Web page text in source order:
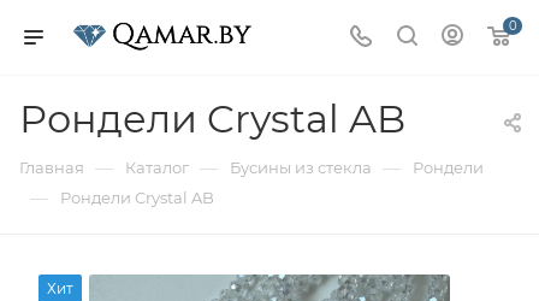
0
Рондели Crystal AB
Главная — Каталог — Бусины из стекла — Рондели
— Рондели Crystal AB
Хит